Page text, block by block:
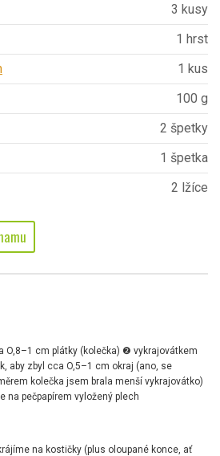
3 kusy
1 hrst
1 kus
100 g
2 špetky
1 špetka
2 lžíce
O,8–1 cm plátky (kolečka) ❷ vykrajovátkem
aby zbyl cca O,5–1 cm okraj (ano, se
kolečka jsem brala menší vykrajovátko)
na pečpapírem vyložený plech
na kostičky (plus oloupané konce, ať